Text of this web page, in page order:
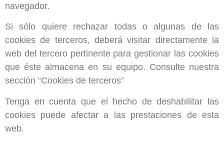
navegador.
Si sólo quiere rechazar todas o algunas de las
cookies de terceros, deberá visitar directamente la
web del tercero pertinente para gestionar las cookies
que éste almacena en su equipo. Consulte nuestra
sección “Cookies de terceros”
Tenga en cuenta que el hecho de deshabilitar las
cookies puede afectar a las prestaciones de esta
web.